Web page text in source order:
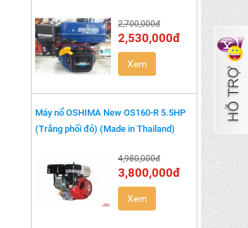
2,700,000đ
2,530,000đ
Xem
Máy nổ OSHIMA New OS160-R 5.5HP
(Trắng phối đỏ) (Made in Thailand)
4,980,000đ
3,800,000đ
Xem